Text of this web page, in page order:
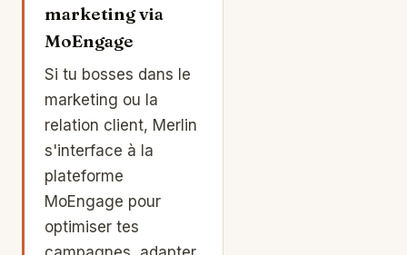
marketing via
MoEngage
Si tu bosses dans le
marketing ou la
relation client, Merlin
s'interface à la
plateforme
MoEngage pour
optimiser tes